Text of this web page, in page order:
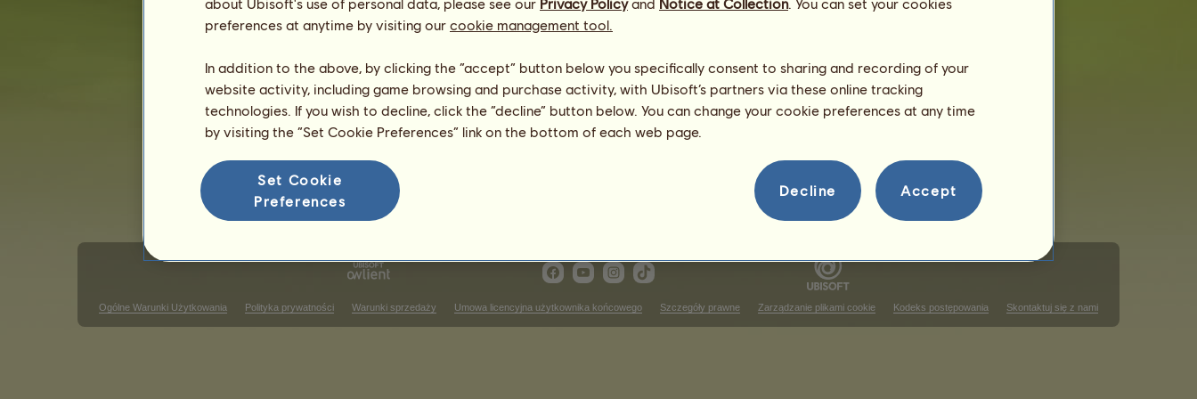
Płeć: ogier
Wilka
Ogólne Warunki Użytkowania Polityka prywatności Warunki sprzedaży Umowa licencyjna użytkownika końcowego Szczegóły prawne Zarządzanie plikami cookie Kodeks postępowania Skontaktuj się z nami
preferences at anytime by visiting our cookie management tool.
In addition to the above, by clicking the “accept” button below you specifically consent to sharing and recording of your
website activity, including game browsing and purchase activity, with Ubisoft’s partners via these online tracking
technologies. If you wish to decline, click the “decline” button below. You can change your cookie preferences at any time
by visiting the “Set Cookie Preferences” link on the bottom of each web page.
Set Cookie
Preferences
Decline Accept